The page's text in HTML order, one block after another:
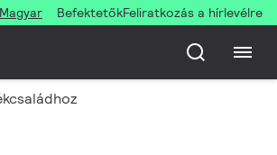
BefektetőkFeliratkozás a hírlevélre